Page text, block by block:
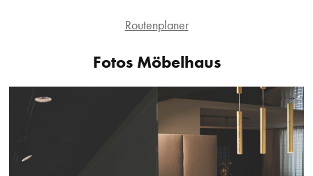
Routenplaner
Fotos Möbelhaus